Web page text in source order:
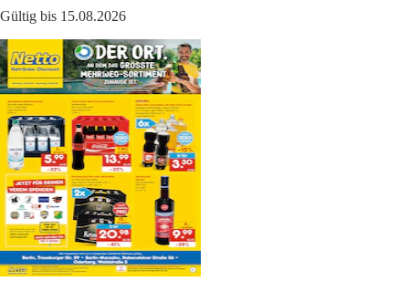
Gültig bis 15.08.2026